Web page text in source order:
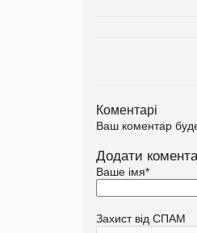
Коментарі
Ваш коментар
Додати
Ваше імя*
Захист від СПАМ